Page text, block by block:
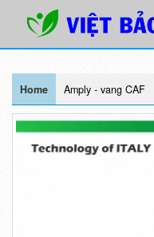
Home Amply - vang CAF